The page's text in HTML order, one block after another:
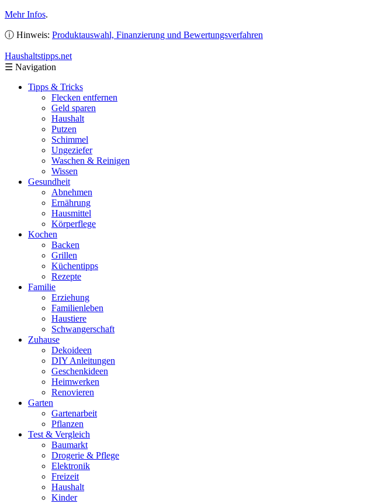
Mehr Infos.
ⓘ Hinweis: Produktauswahl, Finanzierung und Bewertungsverfahren
Haushaltstipps.net
☰ Navigation
Tipps & Tricks
Flecken entfernen
Geld sparen
Haushalt
Putzen
Schimmel
Ungeziefer
Waschen & Reinigen
Wissen
Gesundheit
Abnehmen
Ernährung
Hausmittel
Körperflege
Kochen
Backen
Grillen
Küchentipps
Rezepte
Familie
Erziehung
Familienleben
Haustiere
Schwangerschaft
Zuhause
Dekoideen
DIY Anleitungen
Geschenkideen
Heimwerken
Renovieren
Garten
Gartenarbeit
Pflanzen
Test & Vergleich
Baumarkt
Drogerie & Pflege
Elektronik
Freizeit
Haushalt
Kinder